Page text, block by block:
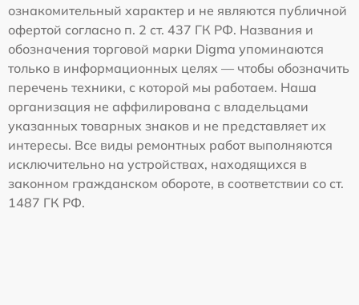
ознакомительный характер и не являются публичной
офертой согласно п. 2 ст. 437 ГК РФ. Названия и
обозначения торговой марки Digma упоминаются
только в информационных целях — чтобы обозначить
перечень техники, с которой мы работаем. Наша
организация не аффилирована с владельцами
указанных товарных знаков и не представляет их
интересы. Все виды ремонтных работ выполняются
исключительно на устройствах, находящихся в
законном гражданском обороте, в соответствии со ст.
1487 ГК РФ.